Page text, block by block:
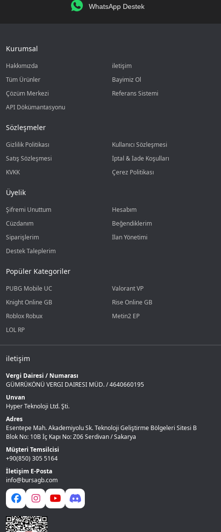
WhatsApp Destek
Kurumsal
Hakkımızda
iletişim
Tüm Ürünler
Bayimiz Ol
Çözüm Merkezi
Referans Sistemi
API Dökümantasyonu
Sözleşmeler
Gizlilik Politikası
Kullanıcı Sözleşmesi
Satış Sözleşmesi
İptal & İade Koşulları
KVKK
Çerez Politikası
Üyelik
Şifremi Unuttum
Hesabım
Cüzdanım
Beğendiklerim
Siparişlerim
İlan Yönetimi
Destek Taleplerim
Popüler Kategoriler
PUBG Mobile UC
Valorant VP
Knight Online GB
Rise Online GB
Roblox Robux
Metin2 EP
LOL RP
iletişim
Vergi Dairesi / Numarası
GÜMRÜKÖNÜ VERGI DAIRESI MÜD. / 4640660195
Unvan
Hyper Teknoloji Ltd. Şti.
Adres
Esentepe Mah. Akademiyolu Sk. Teknoloji Geliştirme Bölgeleri Sitesi B
Blok No: 10B İç Kapı No: Z06 Serdivan / Sakarya
Müşteri Temsilcisi
+90(850) 305 5164
İletişim E-Posta
info@bursagb.com